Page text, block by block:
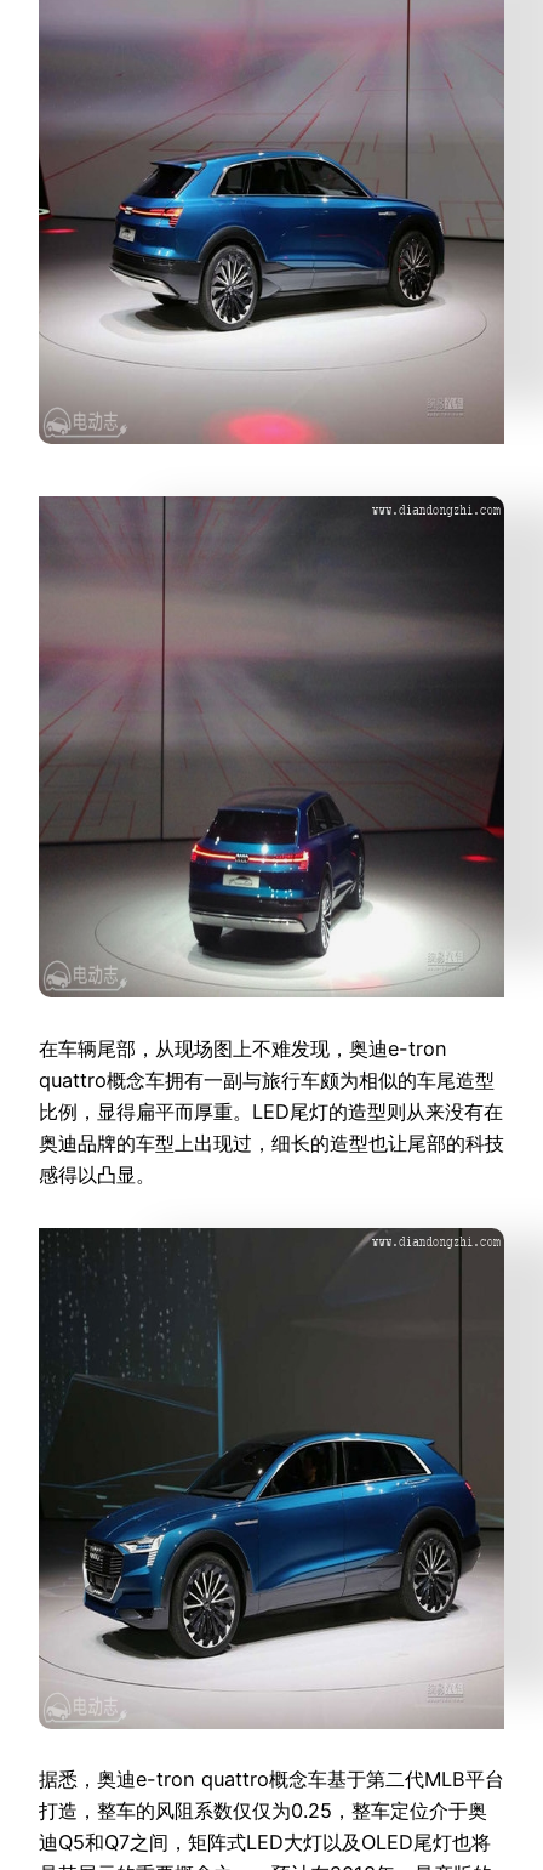
在车辆尾部，从现场图上不难发现，奥迪e-tron
quattro概念车拥有一副与旅行车颇为相似的车尾造型
比例，显得扁平而厚重。LED尾灯的造型则从来没有在
奥迪品牌的车型上出现过，细长的造型也让尾部的科技
感得以凸显。
据悉，奥迪e-tron quattro概念车基于第二代MLB平台
打造，整车的风阻系数仅仅为0.25，整车定位介于奥
迪Q5和Q7之间，矩阵式LED大灯以及OLED尾灯也将